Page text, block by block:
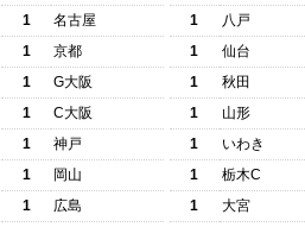
1
名古屋
1
京都
1
G大阪
1
C大阪
1
神戸
1
岡山
1
広島
1
八戸
1
仙台
1
秋田
1
山形
1
いわき
1
栃木C
1
大宮